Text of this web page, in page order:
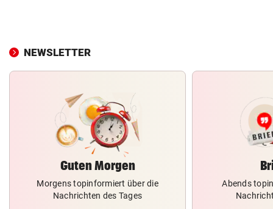
NEWSLETTER
Guten Morgen
Morgens topinformiert über die
Nachrichten des Tages
Abends